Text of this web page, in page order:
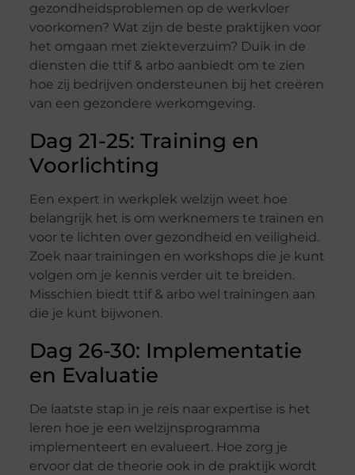
gezondheidsproblemen op de werkvloer
voorkomen? Wat zijn de beste praktijken voor
het omgaan met ziekteverzuim? Duik in de
diensten die ttif & arbo aanbiedt om te zien
hoe zij bedrijven ondersteunen bij het creëren
van een gezondere werkomgeving.
Dag 21-25: Training en
Voorlichting
Een expert in werkplek welzijn weet hoe
belangrijk het is om werknemers te trainen en
voor te lichten over gezondheid en veiligheid.
Zoek naar trainingen en workshops die je kunt
volgen om je kennis verder uit te breiden.
Misschien biedt ttif & arbo wel trainingen aan
die je kunt bijwonen.
Dag 26-30: Implementatie
en Evaluatie
De laatste stap in je reis naar expertise is het
leren hoe je een welzijnsprogramma
implementeert en evalueert. Hoe zorg je
ervoor dat de theorie ook in de praktijk wordt